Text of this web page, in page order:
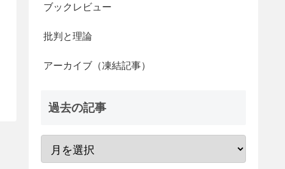
ブックレビュー
批判と理論
アーカイブ（凍結記事）
過去の記事